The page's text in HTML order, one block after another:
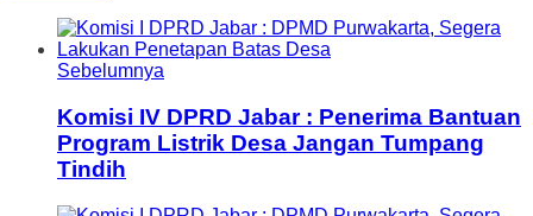
Sebelumnya
Komisi IV DPRD Jabar : Penerima Bantuan
Program Listrik Desa Jangan Tumpang
Tindih